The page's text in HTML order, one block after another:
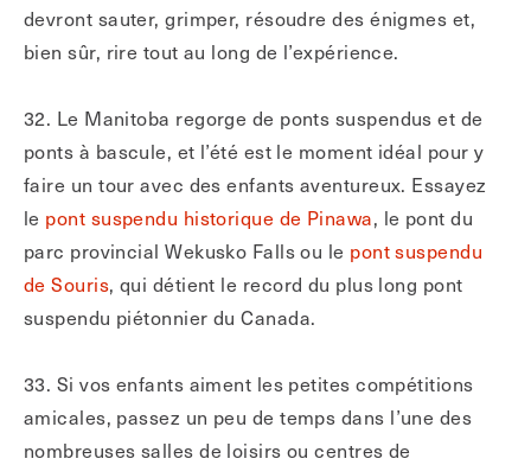
devront sauter, grimper, résoudre des énigmes et,
bien sûr, rire tout au long de l’expérience.
32. Le Manitoba regorge de ponts suspendus et de
ponts à bascule, et l’été est le moment idéal pour y
faire un tour avec des enfants aventureux. Essayez
le pont suspendu historique de Pinawa, le pont du
parc provincial Wekusko Falls ou le pont suspendu
de Souris, qui détient le record du plus long pont
suspendu piétonnier du Canada.
33. Si vos enfants aiment les petites compétitions
amicales, passez un peu de temps dans l’une des
nombreuses salles de loisirs ou centres de